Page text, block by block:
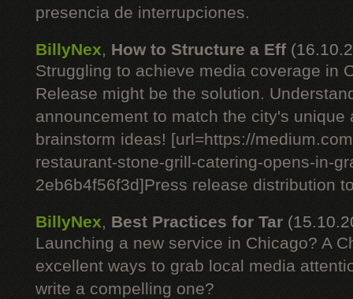
presencia de interrupciones.
BillyNex, How to Structure a Eff
Struggling to achieve media coverage in
Release might be the solution.
announcement to match the city's
brainstorm ideas! [url=https://
restaurant-stone-grill-catering-opens-in-
2eb6b4f56f3d]Press release distribution
BillyNex, Best Practices for Tar
Launching a new service in Chicago? A
excellent ways to grab local media
write a compelling one?